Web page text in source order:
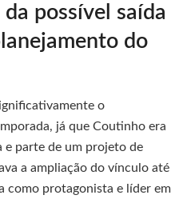
possível saída
do
o
já que Coutinho era
parte de um projeto de
a ampliação do vínculo até
como protagonista e líder em